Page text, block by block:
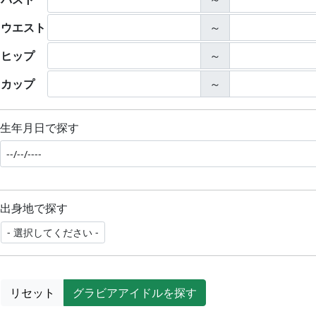
ウエスト
～
ヒップ
～
カップ
～
生年月日で探す
出身地で探す
リセット